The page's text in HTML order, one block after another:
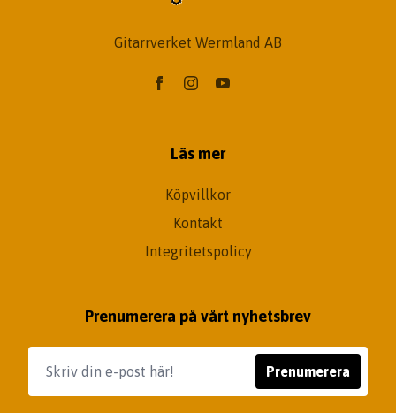
Gitarrverket Wermland AB
Läs mer
Köpvillkor
Kontakt
Integritetspolicy
Prenumerera på vårt nyhetsbrev
Prenumerera